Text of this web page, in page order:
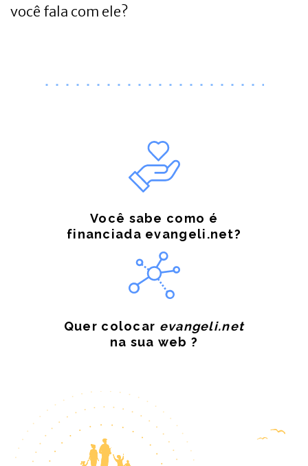
você fala com ele?
Você sabe como é
financiada evangeli.net?
Quer colocar evangeli.net
na sua web ?